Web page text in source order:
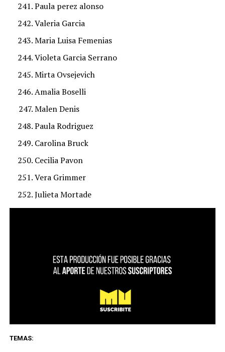
Paula perez alonso
Valeria Garcia
Maria Luisa Femenias
Violeta Garcia Serrano
Mirta Ovsejevich
Amalia Boselli
Malen Denis
Paula Rodriguez
Carolina Bruck
Cecilia Pavon
Vera Grimmer
Julieta Mortade
TEMAS: